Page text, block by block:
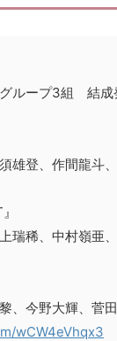
ループ3組 結成
雄登、作間龍斗
瑞稀、中村嶺亜
、今野大輝、菅
wCW4eVhqx3